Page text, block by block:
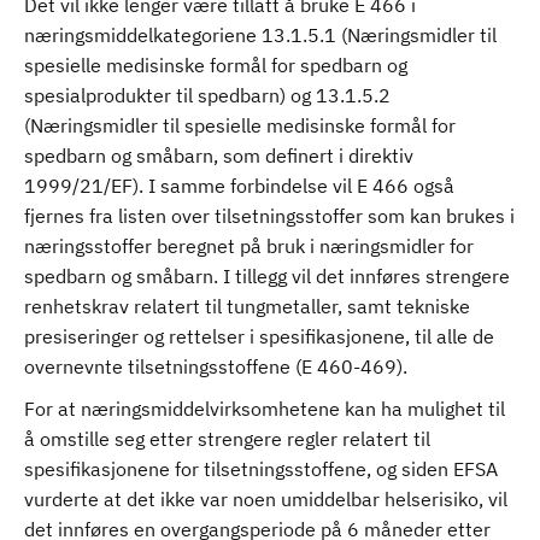
Det vil ikke lenger være tillatt å bruke E 466 i
næringsmiddelkategoriene 13.1.5.1 (Næringsmidler til
spesielle medisinske formål for spedbarn og
spesialprodukter til spedbarn) og 13.1.5.2
(Næringsmidler til spesielle medisinske formål for
spedbarn og småbarn, som definert i direktiv
1999/21/EF). I samme forbindelse vil E 466 også
fjernes fra listen over tilsetningsstoffer som kan brukes i
næringsstoffer beregnet på bruk i næringsmidler for
spedbarn og småbarn. I tillegg vil det innføres strengere
renhetskrav relatert til tungmetaller, samt tekniske
presiseringer og rettelser i spesifikasjonene, til alle de
overnevnte tilsetningsstoffene (E 460-469).
For at næringsmiddelvirksomhetene kan ha mulighet til
å omstille seg etter strengere regler relatert til
spesifikasjonene for tilsetningsstoffene, og siden EFSA
vurderte at det ikke var noen umiddelbar helserisiko, vil
det innføres en overgangsperiode på 6 måneder etter